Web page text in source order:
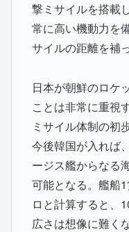
撃ミサイルを搭載
常に高い機動力を
サイルの距離を補
日本が朝鮮のロケ
ことは非常に重視
ミサイル体制の初
今後韓国が入れば
ージス艦からなる
可能となる。艦船
ロと計算すると、
広さは想像に難く